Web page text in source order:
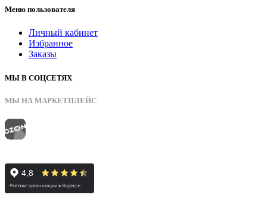
Меню пользователя
Личный кабинет
Избранное
Заказы
МЫ В СОЦСЕТЯХ
МЫ НА МАРКЕТПЛЕЙС